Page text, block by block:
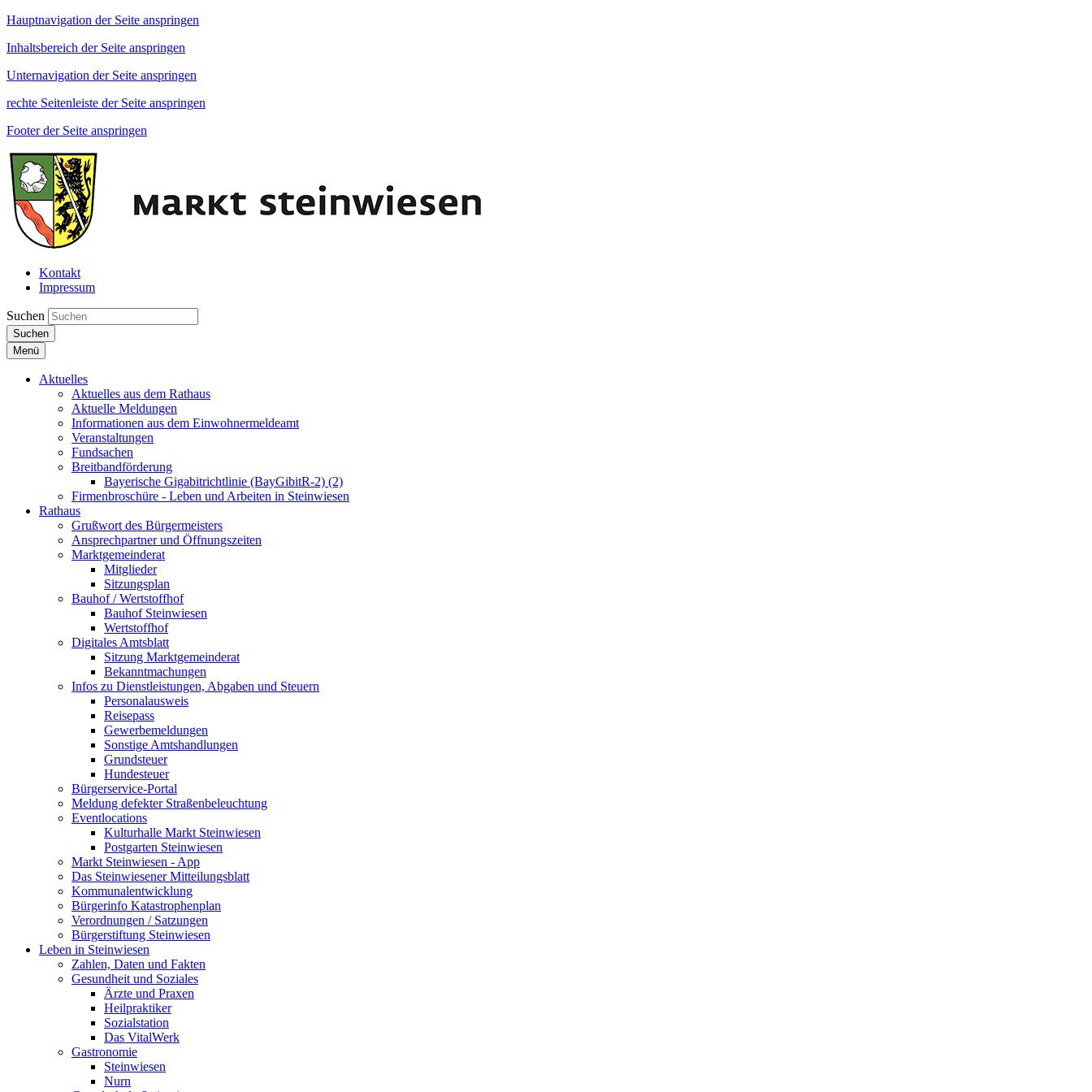
Hauptnavigation der Seite anspringen
Inhaltsbereich der Seite anspringen
Unternavigation der Seite anspringen
rechte Seitenleiste der Seite anspringen
Footer der Seite anspringen
Kontakt
Impressum
Suchen
Suchen
Menü
Aktuelles
Aktuelles aus dem Rathaus
Aktuelle Meldungen
Informationen aus dem Einwohnermeldeamt
Veranstaltungen
Fundsachen
Breitbandförderung
Bayerische Gigabitrichtlinie (BayGibitR-2) (2)
Firmenbroschüre - Leben und Arbeiten in Steinwiesen
Rathaus
Grußwort des Bürgermeisters
Ansprechpartner und Öffnungszeiten
Marktgemeinderat
Mitglieder
Sitzungsplan
Bauhof / Wertstoffhof
Bauhof Steinwiesen
Wertstoffhof
Digitales Amtsblatt
Sitzung Marktgemeinderat
Bekanntmachungen
Infos zu Dienstleistungen, Abgaben und Steuern
Personalausweis
Reisepass
Gewerbemeldungen
Sonstige Amtshandlungen
Grundsteuer
Hundesteuer
Bürgerservice-Portal
Meldung defekter Straßenbeleuchtung
Eventlocations
Kulturhalle Markt Steinwiesen
Postgarten Steinwiesen
Markt Steinwiesen - App
Das Steinwiesener Mitteilungsblatt
Kommunalentwicklung
Bürgerinfo Katastrophenplan
Verordnungen / Satzungen
Bürgerstiftung Steinwiesen
Leben in Steinwiesen
Zahlen, Daten und Fakten
Gesundheit und Soziales
Ärzte und Praxen
Heilpraktiker
Sozialstation
Das VitalWerk
Gastronomie
Steinwiesen
Nurn